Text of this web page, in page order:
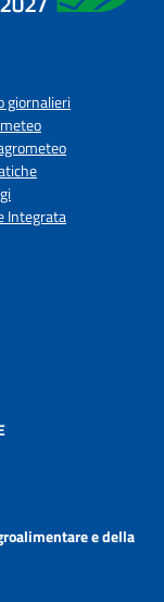
giornalieri
Integrata
e della